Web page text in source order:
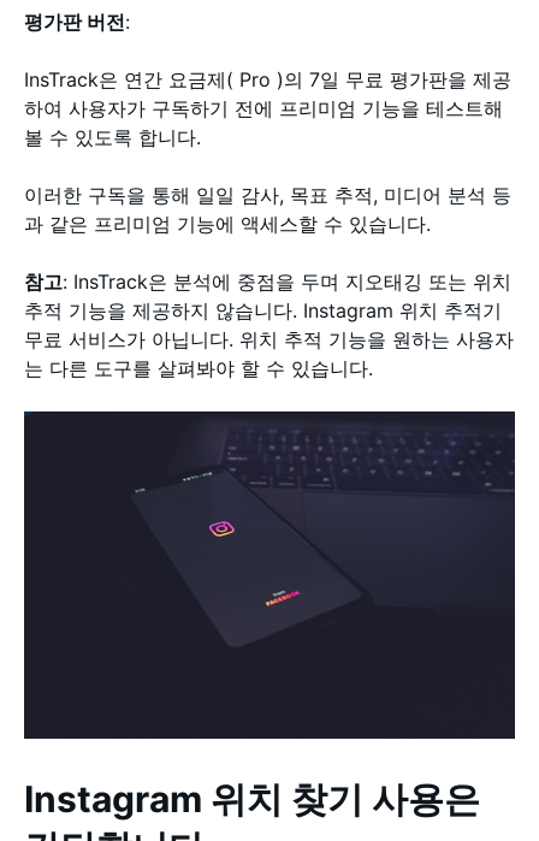
평가판 버전:
InsTrack은 연간 요금제( Pro )의 7일 무료 평가판을 제공
하여 사용자가 구독하기 전에 프리미엄 기능을 테스트해
볼 수 있도록 합니다.
이러한 구독을 통해 일일 감사, 목표 추적, 미디어 분석 등
과 같은 프리미엄 기능에 액세스할 수 있습니다.
참고: InsTrack은 분석에 중점을 두며 지오태깅 또는 위치
추적 기능을 제공하지 않습니다. Instagram 위치 추적기
무료 서비스가 아닙니다. 위치 추적 기능을 원하는 사용자
는 다른 도구를 살펴봐야 할 수 있습니다.
Instagram 위치 찾기 사용은